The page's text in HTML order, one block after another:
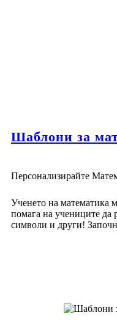
Шаблони за
Персонализирайте
Ученето на математика
помага на учениците да
символи и други!